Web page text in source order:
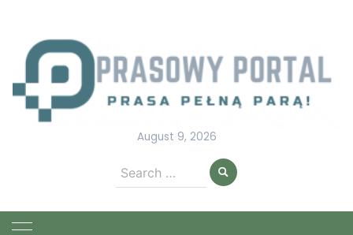
content
August 9, 2026
Search
for: